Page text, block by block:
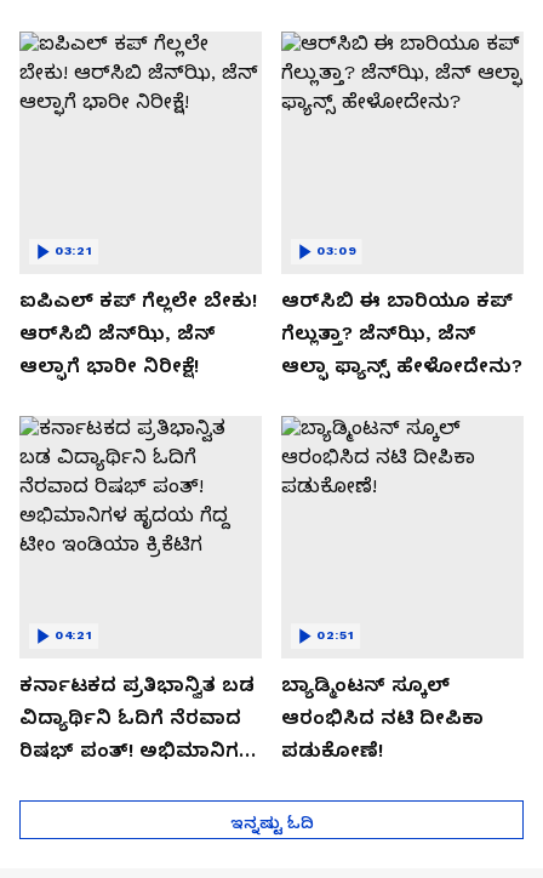
ಐಪಿಎಲ್ ಕಪ್‌ ಗೆಲ್ಲಲೇ ಬೇಕು!
ಆರ್‌ಸಿಬಿ ಜೆನ್‌ಝಿ, ಜೆನ್‌
ಆಲ್ಫಾಗೆ ಭಾರೀ ನಿರೀಕ್ಷೆ!
03:21
ಆರ್‌ಸಿಬಿ ಈ ಬಾರಿಯೂ ಕಪ್‌
ಗೆಲ್ಲುತ್ತಾ? ಜೆನ್‌ಝಿ, ಜೆನ್‌
ಆಲ್ಫಾ ಫ್ಯಾನ್ಸ್ ಹೇಳೋದೇನು?
03:09
ಕರ್ನಾಟಕದ ಪ್ರತಿಭಾನ್ವಿತ ಬಡ
ವಿದ್ಯಾರ್ಥಿನಿ ಓದಿಗೆ ನೆರವಾದ
ರಿಷಭ್ ಪಂತ್! ಅಭಿಮಾನಿಗಳ
04:21
ಬ್ಯಾಡ್ಮಿಂಟನ್ ಸ್ಕೂಲ್​
ಆರಂಭಿಸಿದ ನಟಿ ದೀಪಿಕಾ
ಪಡುಕೋಣೆ!
02:51
ಇನ್ನಷ್ಟು ಓದಿ